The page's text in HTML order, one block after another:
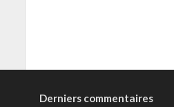
Derniers commentaires